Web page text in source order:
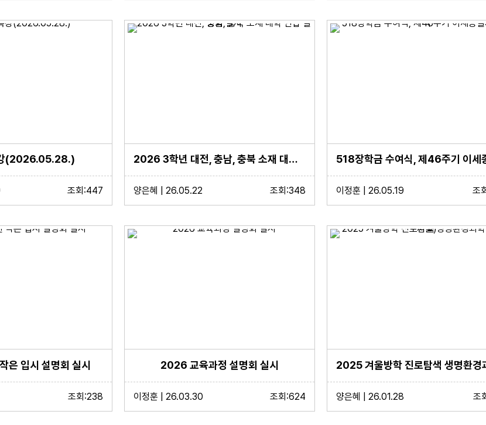
(2026.05.28.)
조회:447
2026 3학년 대전, 충남, 충북 소재 대학 연합 설명회 실시
양은혜 | 26.05.22 조회:348 이정훈 | 26.05.19 조
은 입시 설명회 실시
조회:238
2026 교육과정 설명회 실시
이정훈 | 26.03.30 조회:624 양은혜 | 26.01.28 조